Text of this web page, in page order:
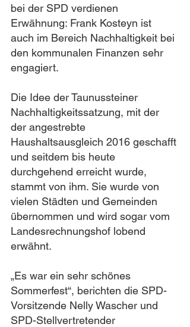
bei der SPD verdienen
Erwähnung: Frank Kosteyn ist
auch im Bereich Nachhaltigkeit bei
den kommunalen Finanzen sehr
engagiert.
Die Idee der Taunussteiner
Nachhaltigkeitssatzung, mit der
der angestrebte
Haushaltsausgleich 2016 geschafft
und seitdem bis heute
durchgehend erreicht wurde,
stammt von ihm. Sie wurde von
vielen Städten und Gemeinden
übernommen und wird sogar vom
Landesrechnungshof lobend
erwähnt.
„Es war ein sehr schönes
Sommerfest“, berichten die SPD-
Vorsitzende Nelly Wascher und
SPD-Stellvertretender